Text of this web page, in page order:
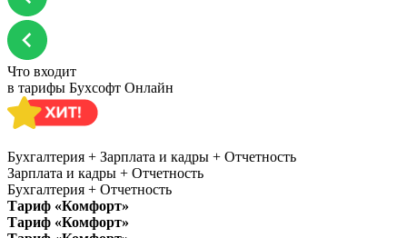
Что входит
в тарифы Бухсофт Онлайн
Бухгалтерия + Зарплата и кадры + Отчетность
Зарплата и кадры + Отчетность
Бухгалтерия + Отчетность
Тариф «Комфорт»
Тариф «Комфорт»